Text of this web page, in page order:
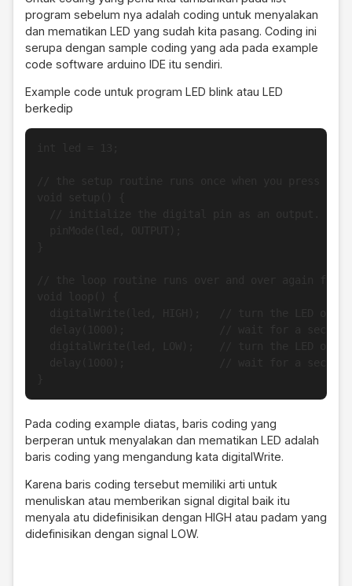
program sebelum nya adalah coding untuk menyalakan
dan mematikan LED yang sudah kita pasang. Coding ini
serupa dengan sample coding yang ada pada example
code software arduino IDE itu sendiri.
Example code untuk program LED blink atau LED
berkedip
Pada coding example diatas, baris coding yang
berperan untuk menyalakan dan mematikan LED adalah
baris coding yang mengandung kata digitalWrite.
Karena baris coding tersebut memiliki arti untuk
menuliskan atau memberikan signal digital baik itu
menyala atu didefinisikan dengan HIGH atau padam yang
didefinisikan dengan signal LOW.